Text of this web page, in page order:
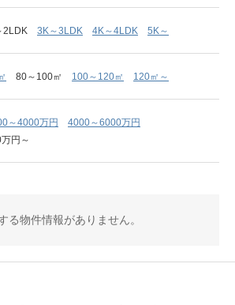
2LDK 3K～3LDK 4K～4LDK 5K～
80～100㎡ 100～120㎡ 120㎡～
～4000万円
4000～6000万円
円～
る物件情報がありません。